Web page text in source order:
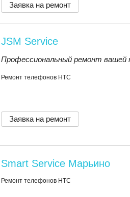
Заявка на ремонт
JSM Service
Профессиональный ремонт вашей
Ремонт телефонов HTC
Заявка на ремонт
Smart Service Марьино
Ремонт телефонов HTC